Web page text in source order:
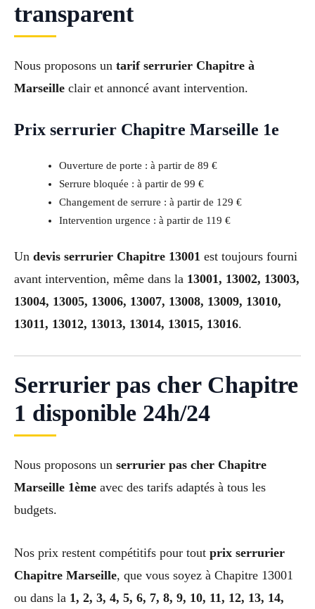
transparent
Nous proposons un tarif serrurier Chapitre à
Marseille clair et annoncé avant intervention.
Prix serrurier Chapitre Marseille 1e
Ouverture de porte : à partir de 89 €
Serrure bloquée : à partir de 99 €
Changement de serrure : à partir de 129 €
Intervention urgence : à partir de 119 €
Un devis serrurier Chapitre 13001 est toujours fourni
avant intervention, même dans la 13001, 13002, 13003,
13004, 13005, 13006, 13007, 13008, 13009, 13010,
13011, 13012, 13013, 13014, 13015, 13016.
Serrurier pas cher Chapitre
1 disponible 24h/24
Nous proposons un serrurier pas cher Chapitre
Marseille 1ème avec des tarifs adaptés à tous les
budgets.
Nos prix restent compétitifs pour tout prix serrurier
Chapitre Marseille, que vous soyez à Chapitre 13001
ou dans la 1, 2, 3, 4, 5, 6, 7, 8, 9, 10, 11, 12, 13, 14,